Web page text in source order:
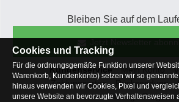
Bleiben Sie auf dem
Kundenservice Mein Konto
Zahlungsarten
Rücksendung
Häufige Fragen
Cookies und Tracking
Für die ordnungsgemäße Funktion unserer
Warenkorb, Kundenkonto) setzen wir so
hinaus verwenden wir Cookies, Pixel und
unsere Website an bevorzugte Verhaltensweisen